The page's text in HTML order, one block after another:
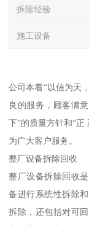
拆除经验
施工设备
公司本着“以信为天
良的服务，顾客满
下”的质量方针和“正
为广大客户服务。
整厂设备拆除回收
整厂设备拆除回收
备进行系统性拆除
拆除，还包括对可